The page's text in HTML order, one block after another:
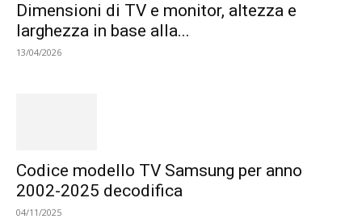
Dimensioni di TV e monitor, altezza e
larghezza in base alla...
13/04/2026
Codice modello TV Samsung per anno
2002-2025 decodifica
04/11/2025